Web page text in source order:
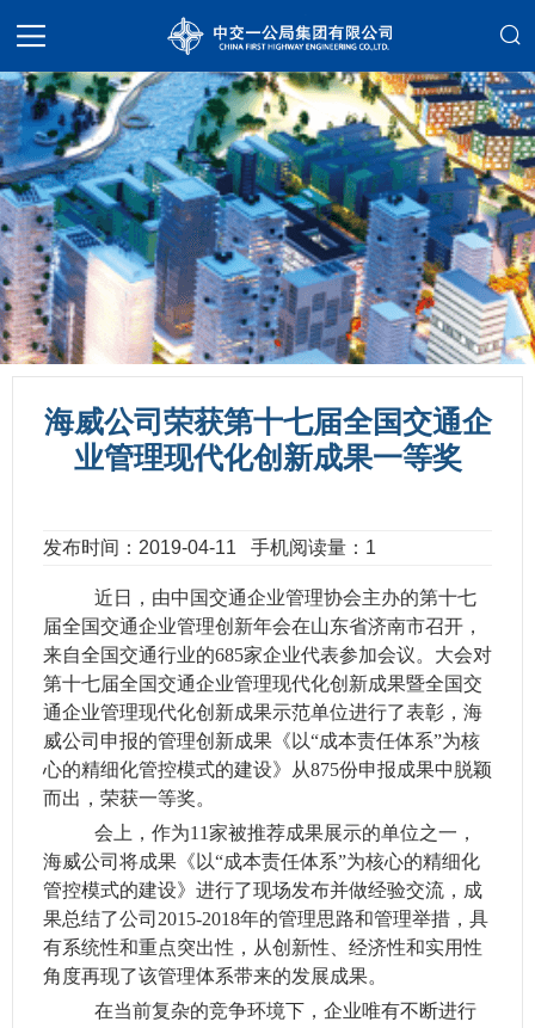
海威公司荣获第十七届全国交通企
业管理现代化创新成果一等奖
发布时间：2019-04-11 手机阅读量：1
近日，由中国交通企业管理协会主办的第十七
届全国交通企业管理创新年会在山东省济南市召开，
来自全国交通行业的685家企业代表参加会议。大会对
第十七届全国交通企业管理现代化创新成果暨全国交
通企业管理现代化创新成果示范单位进行了表彰，海
威公司申报的管理创新成果《以“成本责任体系”为核
心的精细化管控模式的建设》从875份申报成果中脱颖
而出，荣获一等奖。
会上，作为11家被推荐成果展示的单位之一，
海威公司将成果《以“成本责任体系”为核心的精细化
管控模式的建设》进行了现场发布并做经验交流，成
果总结了公司2015-2018年的管理思路和管理举措，具
有系统性和重点突出性，从创新性、经济性和实用性
角度再现了该管理体系带来的发展成果。
在当前复杂的竞争环境下，企业唯有不断进行